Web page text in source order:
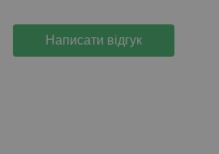
Написати відгук